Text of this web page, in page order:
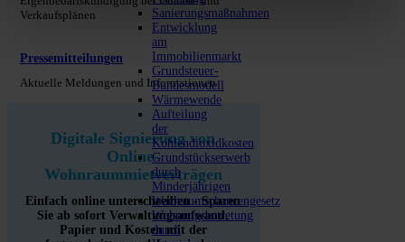
Sanierungsmaßnahmen
Entwicklung
am
Immobilienmarkt
Grundsteuer-
Bundesmodell
Wärmewende
Aufteilung
der
Kohlendioxidkosten
Grundstückserwerb
durch
Minderjährigen
Wachstumschancengesetz
Wohnungsbetretung
durch
Verkaufsplänen
Pressemitteilungen
Aktuelle Meldungen und Informationen
Digitale Signierung von
Online-
Wohnraummietverträgen
Einfach online unterschreiben - Sparen
Sie ab sofort Verwaltungsaufwand,
Papier und Kosten mit der